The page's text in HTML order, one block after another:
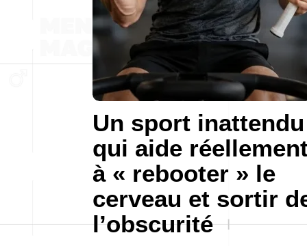
Un sport inattendu
qui aide
à « rebooter » le
cerveau et sortir
l’obscurité